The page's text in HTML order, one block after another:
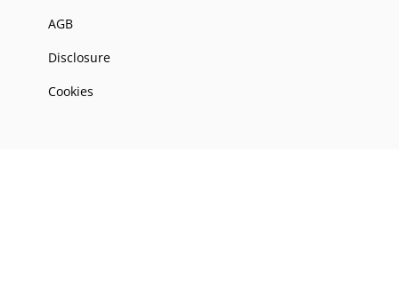
AGB
Disclosure
Cookies